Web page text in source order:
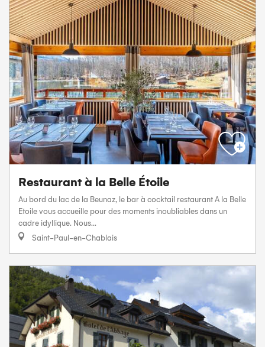
Restaurant à la Belle Étoile
Au bord du lac de la Beunaz, le bar à cocktail restaurant A la Belle
Etoile vous accueille pour des moments inoubliables dans un
cadre idyllique. Nous...
Saint-Paul-en-Chablais